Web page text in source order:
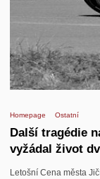
Homepage Ostatní
Další tragédie
vyžádal život
Letošní Cena města